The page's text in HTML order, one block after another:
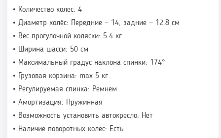
• Количество колес: 4
• Диаметр колёс: Передние — 14, задние — 12.8 см
• Вес прогулочной коляски: 5.4 кг
• Ширина шасси: 50 см
• Максимальный градус наклона спинки: 174°
• Грузовая корзина: max 5 кг
• Регулируемая спинка: Ремнем
• Амортизация: Пружинная
• Возможность установить автокресло: Нет
• Наличие поворотных колес: Есть